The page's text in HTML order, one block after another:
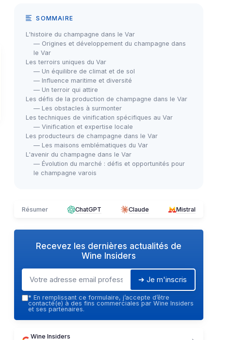
SOMMAIRE
L'histoire du champagne dans le Var
— Origines et développement du champagne dans
le Var
Les terroirs uniques du Var
— Un équilibre de climat et de sol
— Influence maritime et diversité
— Un terroir qui attire
Les défis de la production de champagne dans le Var
— Les obstacles à surmonter
Les techniques de vinification spécifiques au Var
— Vinification et expertise locale
Les producteurs de champagne dans le Var
— Les maisons emblématiques du Var
L'avenir du champagne dans le Var
— Évolution du marché : défis et opportunités pour
le champagne varois
Résumer ChatGPT Claude Mistral
Recevez les dernières actualités de
Wine Insiders
➔ Je m'inscris
* En remplissant ce formulaire, j’accepte d’être
contacté(e) à des fins commerciales par Wine Insiders
et ses partenaires.
Wine Insiders